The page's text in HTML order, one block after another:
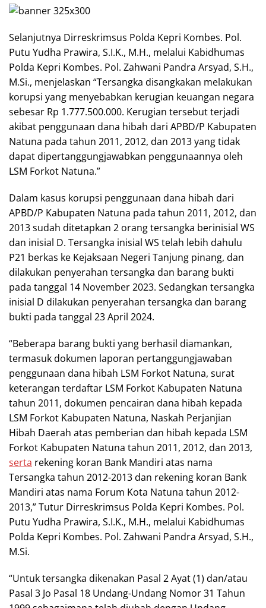
Selanjutnya Dirreskrimsus Polda Kepri Kombes. Pol.
Putu Yudha Prawira, S.I.K., M.H., melalui Kabidhumas
Polda Kepri Kombes. Pol. Zahwani Pandra Arsyad, S.H.,
M.Si., menjelaskan “Tersangka disangkakan melakukan
korupsi yang menyebabkan kerugian keuangan negara
sebesar Rp 1.777.500.000. Kerugian tersebut terjadi
akibat penggunaan dana hibah dari APBD/P Kabupaten
Natuna pada tahun 2011, 2012, dan 2013 yang tidak
dapat dipertanggungjawabkan penggunaannya oleh
LSM Forkot Natuna.”
Dalam kasus korupsi penggunaan dana hibah dari
APBD/P Kabupaten Natuna pada tahun 2011, 2012, dan
2013 sudah ditetapkan 2 orang tersangka berinisial WS
dan inisial D. Tersangka inisial WS telah lebih dahulu
P21 berkas ke Kejaksaan Negeri Tanjung pinang, dan
dilakukan penyerahan tersangka dan barang bukti
pada tanggal 14 November 2023. Sedangkan tersangka
inisial D dilakukan penyerahan tersangka dan barang
bukti pada tanggal 23 April 2024.
“Beberapa barang bukti yang berhasil diamankan,
termasuk dokumen laporan pertanggungjawaban
penggunaan dana hibah LSM Forkot Natuna, surat
keterangan terdaftar LSM Forkot Kabupaten Natuna
tahun 2011, dokumen pencairan dana hibah kepada
LSM Forkot Kabupaten Natuna, Naskah Perjanjian
Hibah Daerah atas pemberian dan hibah kepada LSM
Forkot Kabupaten Natuna tahun 2011, 2012, dan 2013,
serta rekening koran Bank Mandiri atas nama
Tersangka tahun 2012-2013 dan rekening koran Bank
Mandiri atas nama Forum Kota Natuna tahun 2012-
2013,” Tutur Dirreskrimsus Polda Kepri Kombes. Pol.
Putu Yudha Prawira, S.I.K., M.H., melalui Kabidhumas
Polda Kepri Kombes. Pol. Zahwani Pandra Arsyad, S.H.,
M.Si.
“Untuk tersangka dikenakan Pasal 2 Ayat (1) dan/atau
Pasal 3 Jo Pasal 18 Undang-Undang Nomor 31 Tahun